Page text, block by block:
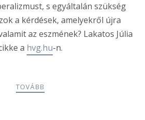
s egyáltalán szükség
a kérdések, amelyekről újra
az eszmének? Lakatos Júlia
a hvg.hu-n.
TOVÁBB